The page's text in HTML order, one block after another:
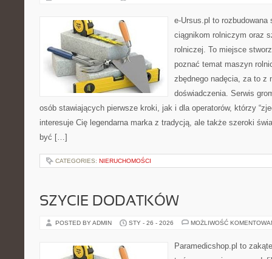
e-Ursus.pl to rozbudowana
ciągnikom rolniczym oraz
rolniczej. To miejsce
poznać temat maszyn
zbędnego nadęcia, za to z
doświadczenia. Serwis
osób stawiających pierwsze kroki, jak i dla operatorów, którzy
interesuje Cię legendarna marka z tradycją, ale także szeroki
być […]
CATEGORIES: NIERUCHOMOŚCI
SZYCIE DODATKÓW
POSTED BY ADMIN STY - 26 - 2026 MOŻLIWOŚĆ
Paramedicshop.pl to